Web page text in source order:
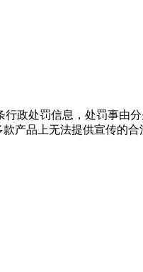
政处罚信息，处罚事由
产品上无法提供宣传的合